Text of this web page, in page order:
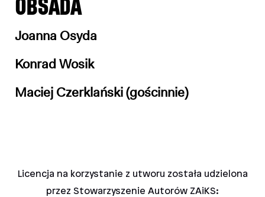
OBSADA
Joanna Osyda
Konrad Wosik
Maciej Czerklański (gościnnie)
Licencja na korzystanie z utworu została udzielona
przez Stowarzyszenie Autorów ZAiKS: